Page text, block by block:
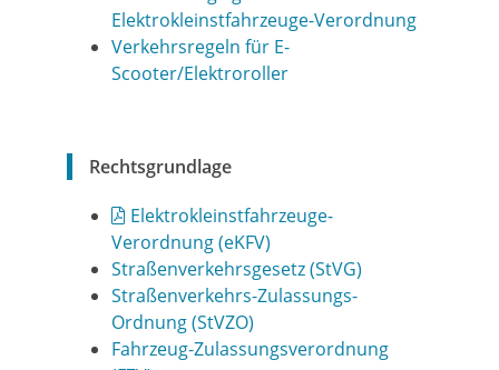
Elektrokleinstfahrzeuge-Verordnung
Verkehrsregeln für E-
Scooter/Elektroroller
Rechtsgrundlage
Elektrokleinstfahrzeuge-
Verordnung (eKFV)
Straßenverkehrsgesetz (StVG)
Straßenverkehrs-Zulassungs-
Ordnung (StVZO)
Fahrzeug-Zulassungsverordnung